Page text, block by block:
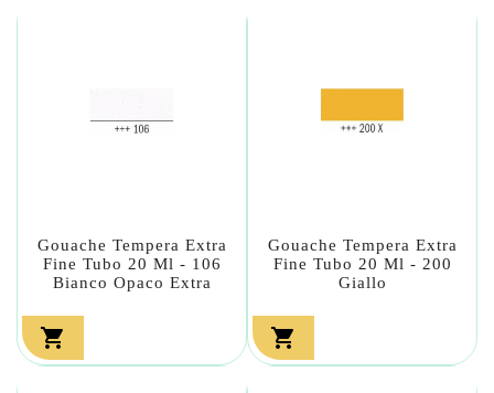
Gouache Tempera Extra
Fine Tubo 20 Ml - 106
Bianco Opaco Extra

Gouache Tempera Extra
Fine Tubo 20 Ml - 200
Giallo
